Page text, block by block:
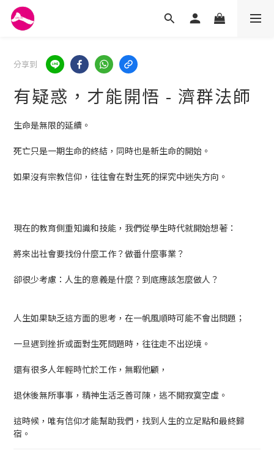
分享到
有疑惑，才能開悟 - 濟群法師
生命是無限的延續。
死亡只是一期生命的終結，同時也是新生命的開始。
如果沒有宗教信仰，往往會在對生死的探究中迷失方向。
現在的教育側重知識和技能，我們從學生時代就開始想著：
將來出社會要找份什麼工作？做番什麼事業？
卻很少考慮：人生的意義是什麼？到底應該怎麼做人？
人生如果缺乏這方面的思考，在一帆風順時可能不會出問題；
一旦遇到挫折或面對生死問題時，往往走不出逆境。
還有很多人年輕時忙於工作，無暇他顧，
退休後無所事事，精神生活乏善可陳，逃不開寂寞空虛。
這時候，唯有信仰才能幫助我們，找到人生的立足點和最終歸
宿。